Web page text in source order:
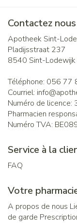
Contactez nous
Apotheek Sint-
Pladijsstraat 237
8540 Sint-Lodewijk
Téléphone: 056 77
Courriel: info@
Numéro de licence:
Pharmacien
Numéro TVA:
Service à la
FAQ
Votre
A propos de nous
de garde